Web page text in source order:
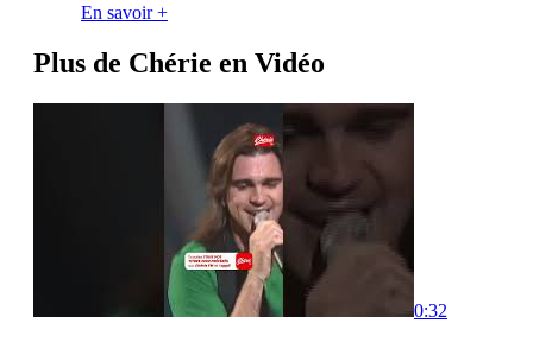
En savoir +
Plus de Chérie en Vidéo
0:32